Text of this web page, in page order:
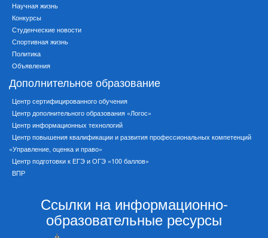
Научная жизнь
Конкурсы
Студенческие новости
Спортивная жизнь
Политика
Объявления
Дополнительное образование
Центр сертифицированного обучения
Центр дополнительного образования «Логос»
Центр информационных технологий
Центр повышения квалификации и развития профессиональных компетенций
«Управление, оценка и право»
Центр подготовки к ЕГЭ и ОГЭ «100 баллов»
ВПР
Ссылки на информационно-
образовательные ресурсы